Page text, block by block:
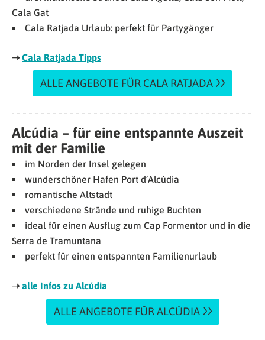
Cala Gat
Cala Ratjada Urlaub: perfekt für Partygänger
➝Cala Ratjada Tipps
ALLE ANGEBOTE FÜR CALA RATJADA
Alcúdia – für eine entspannte Auszeit
mit der Familie
im Norden der Insel gelegen
wunderschöner Hafen Port d’Alcúdia
romantische Altstadt
verschiedene Strände und ruhige Buchten
ideal für einen Ausflug zum Cap Formentor und in die
Serra de Tramuntana
perfekt für einen entspannten Familienurlaub
➝alle Infos zu Alcúdia
ALLE ANGEBOTE FÜR ALCÚDIA